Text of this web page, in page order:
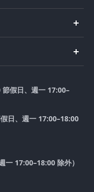
假日、週一 17:00–
日、週一 17:00–18:00
17:00–18:00 除外）